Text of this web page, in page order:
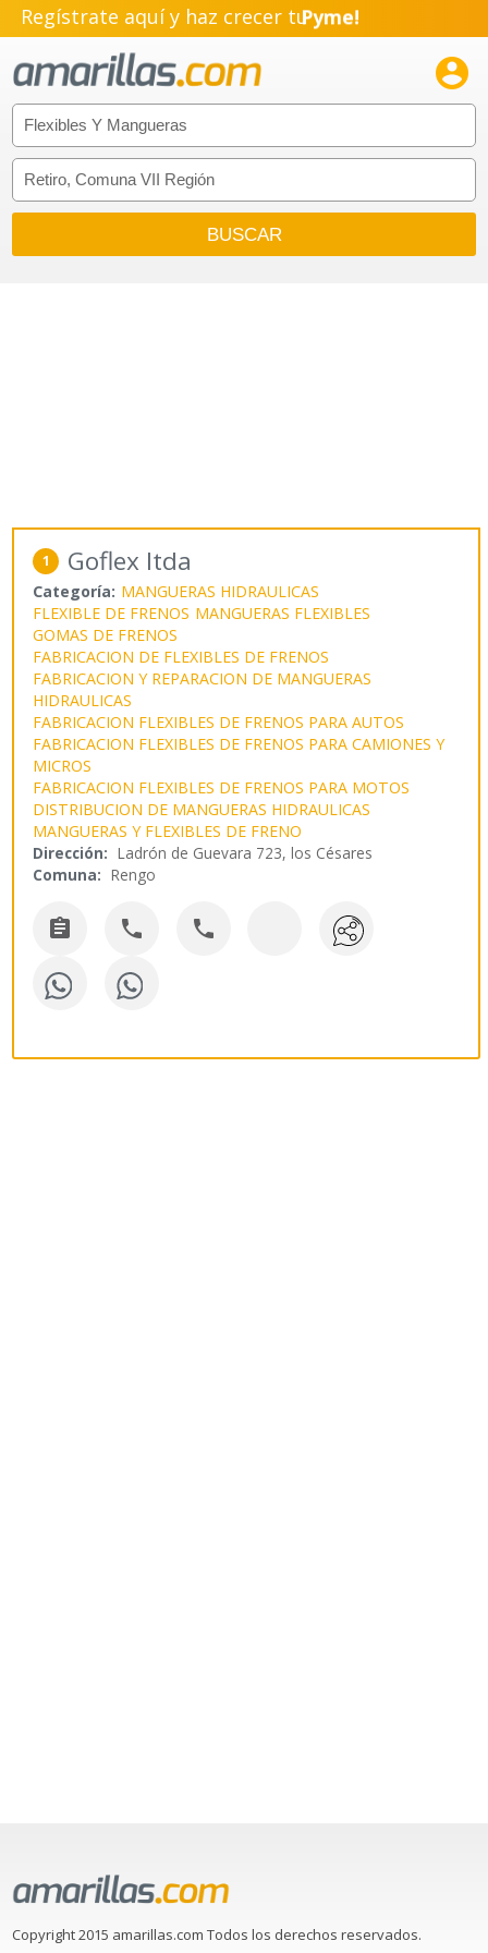
Regístrate aquí y haz crecer tuPyme!
Emprendimiento!

1 Goflex ltda
Categoría: MANGUERAS HIDRAULICAS
FLEXIBLE DE FRENOS MANGUERAS FLEXIBLES
GOMAS DE FRENOS
FABRICACION DE FLEXIBLES DE FRENOS
FABRICACION Y REPARACION DE MANGUERAS
HIDRAULICAS
FABRICACION FLEXIBLES DE FRENOS PARA AUTOS
FABRICACION FLEXIBLES DE FRENOS PARA CAMIONES Y
MICROS
FABRICACION FLEXIBLES DE FRENOS PARA MOTOS
DISTRIBUCION DE MANGUERAS HIDRAULICAS
MANGUERAS Y FLEXIBLES DE FRENO
Dirección: Ladrón de Guevara 723, los Césares
Comuna: Rengo
  
Copyright 2015 amarillas.com Todos los derechos reservados.